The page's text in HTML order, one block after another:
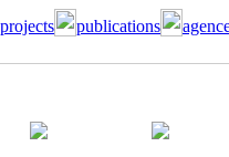
publications